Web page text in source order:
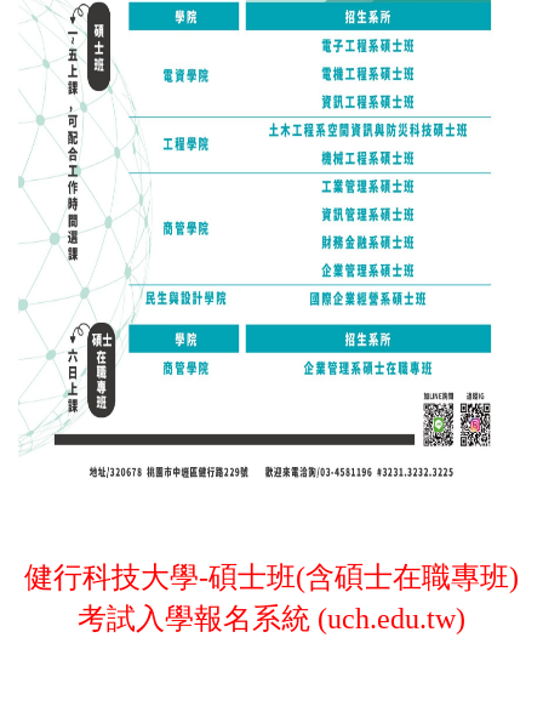
健行科技大學-碩士班(含碩士在職專班)
考試入學報名系統 (uch.edu.tw)